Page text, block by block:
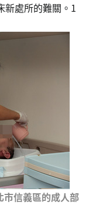
新處所的難關。1
市信義區的成人部